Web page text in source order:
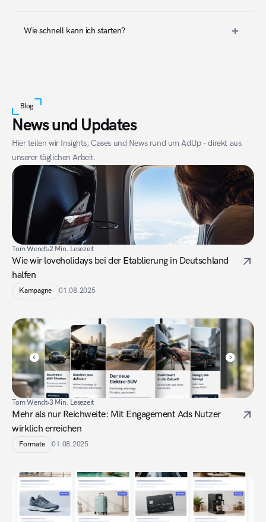
Wie schnell kann ich starten?
Blog
News und Updates
Hier teilen wir Insights, Cases und News rund um AdUp – direkt aus
unserer täglichen Arbeit.
Tom Wendt 2 Min. Lesezeit
Wie wir loveholidays bei der Etablierung in Deutschland
halfen
Kampagne 01.08.2025
Tom Wendt 3 Min. Lesezeit
Mehr als nur Reichweite: Mit Engagement Ads Nutzer
wirklich erreichen
Formate 01.08.2025